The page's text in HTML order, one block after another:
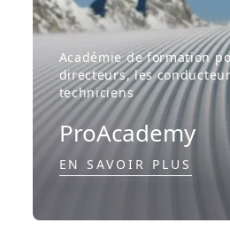
Académie de formation
directeurs, les
techniciens
ProAcademy
EN SAVOIR PLUS